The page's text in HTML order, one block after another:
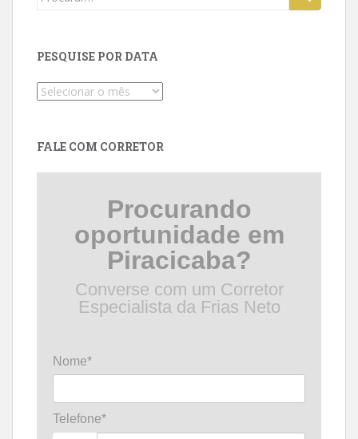
PESQUISE POR DATA
Pesquise
FALE COM CORRETOR
Procurando
oportunidade em
Piracicaba?
Converse com um Corretor
Especialista da Frias Neto
Nome*
Telefone*